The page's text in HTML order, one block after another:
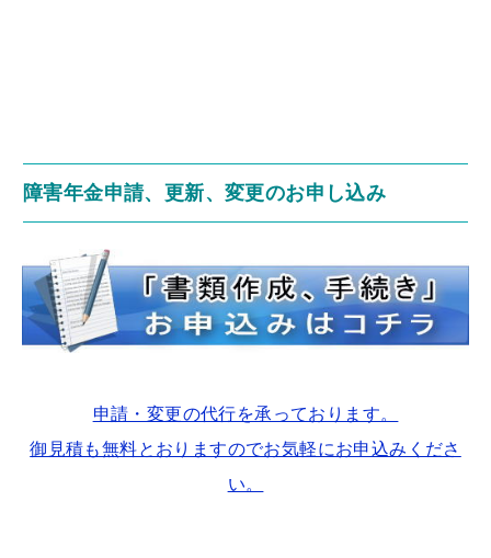
障害年金申請、更新、変更のお申し込み
申請・変更の代行を承っております。
御見積も無料とおりますのでお気軽にお申込みくださ
い。